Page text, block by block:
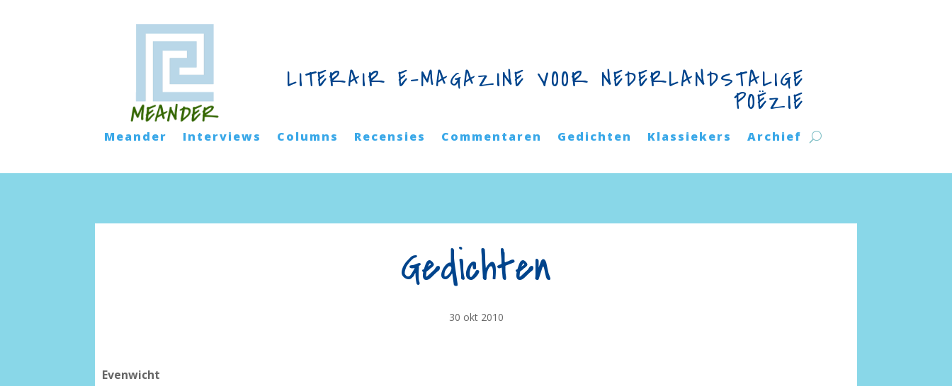
LITERAIR E-MAGAZINE VOOR NEDERLANDSTALIGE
POËZIE
Meander Interviews Columns Recensies Commentaren Gedichten Klassiekers Archief
Gedichten
30 okt 2010
Evenwicht